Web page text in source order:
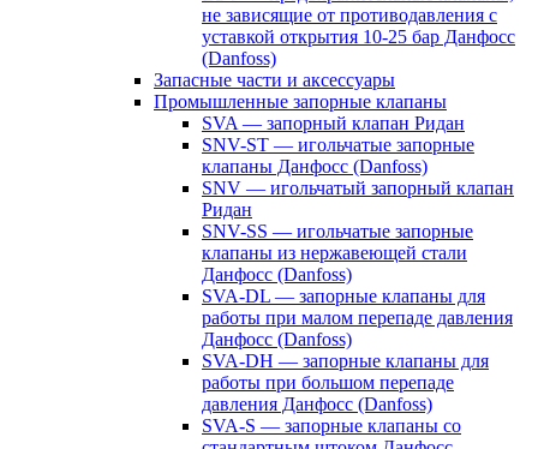
не зависящие от противодавления с
уставкой открытия 10-25 бар Данфосс
(Danfoss)
Запасные части и аксессуары
Промышленные запорные клапаны
SVA — запорный клапан Ридан
SNV-ST — игольчатые запорные
клапаны Данфосс (Danfoss)
SNV — игольчатый запорный клапан
Ридан
SNV-SS — игольчатые запорные
клапаны из нержавеющей стали
Данфосс (Danfoss)
SVA-DL — запорные клапаны для
работы при малом перепаде давления
Данфосс (Danfoss)
SVA-DH — запорные клапаны для
работы при большом перепаде
давления Данфосс (Danfoss)
SVA-S — запорные клапаны со